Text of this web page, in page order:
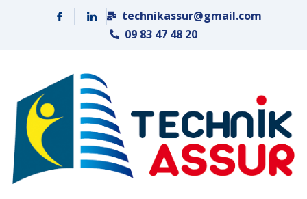
Panneau de gestion des cookiestechnikassur@gmail.com
09 83 47 48 20